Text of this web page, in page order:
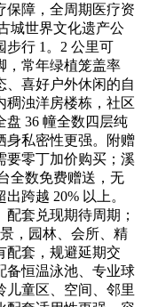
保障，全周期医疗资
城世界文化遗产公
步行 1。2 公里可
，常年绿植笼盖率
、喜好户外休闲的自
稠浊洋房楼栋，社区
盘 36 幢全数四层纯
身私密性更强。附赠
要零丁加价购买；溪
全数免费赠送，无
跨越 20% 以上。
套兑现期待周期；
，园林、会所、精
配套，规避延期交
备恒温泳池、专业球
儿童区、空间、邻里